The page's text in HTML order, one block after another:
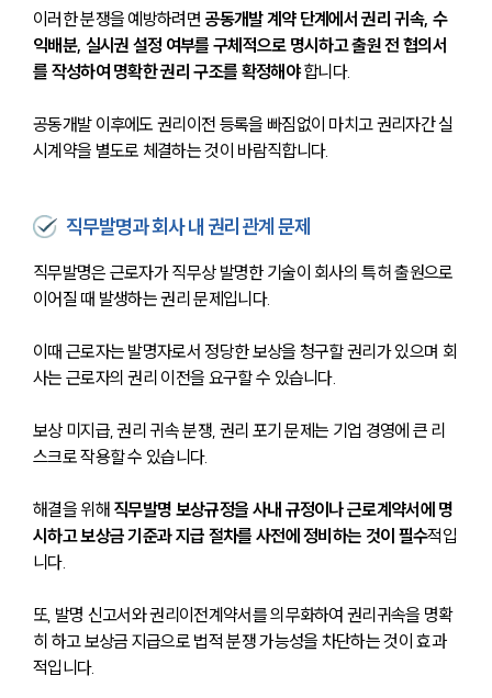
이러한 분쟁을 예방하려면 공동개발 계약 단계에서 권리 귀속, 수
익배분, 실시권 설정 여부를 구체적으로 명시하고 출원 전 협의서
를 작성하여 명확한 권리 구조를 확정해야 합니다.
공동개발 이후에도 권리이전 등록을 빠짐없이 마치고 권리자간 실
시계약을 별도로 체결하는 것이 바람직합니다.
직무발명과 회사 내 권리관계 문제
직무발명은 근로자가 직무상 발명한 기술이 회사의 특허 출원으로
이어질 때 발생하는 권리 문제입니다.
이때 근로자는 발명자로서 정당한 보상을 청구할 권리가 있으며 회
사는 근로자의 권리 이전을 요구할 수 있습니다.
보상 미지급, 권리 귀속 분쟁, 권리 포기 문제는 기업 경영에 큰 리
스크로 작용할 수 있습니다.
해결을 위해 직무발명 보상규정을 사내 규정이나 근로계약서에 명
시하고 보상금 기준과 지급 절차를 사전에 정비하는 것이 필수적입
니다.
또, 발명 신고서와 권리이전계약서를 의무화하여 권리귀속을 명확
히 하고 보상금 지급으로 법적 분쟁 가능성을 차단하는 것이 효과
적입니다.